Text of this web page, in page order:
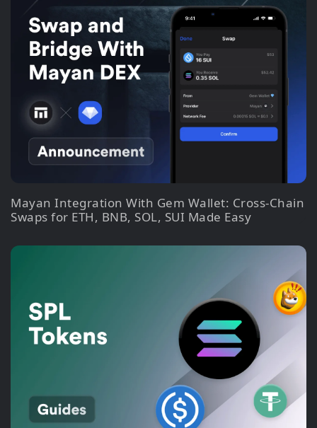
Mayan Integration With Gem Wallet: Cross-Chain
Swaps for ETH, BNB, SOL, SUI Made Easy